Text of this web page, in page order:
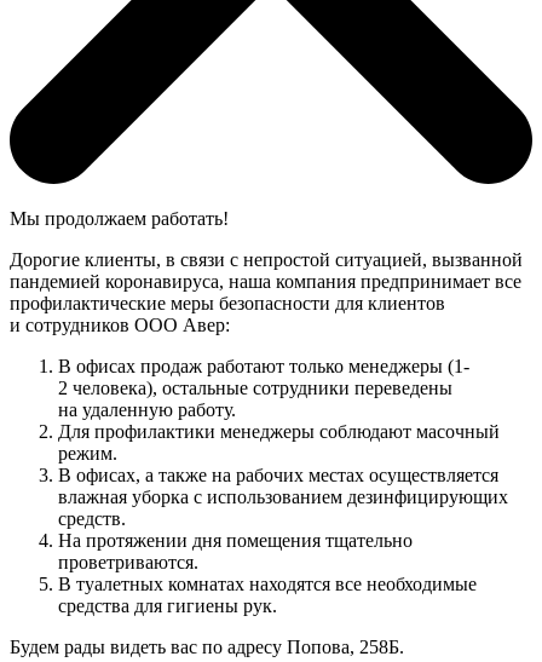
Мы продолжаем работать!
Дорогие клиенты, в связи с непростой ситуацией, вызванной
пандемией коронавируса, наша компания предпринимает все
профилактические меры безопасности для клиентов
и сотрудников ООО Авер:
В офисах продаж работают только менеджеры (1-
2 человека), остальные сотрудники переведены
на удаленную работу.
Для профилактики менеджеры соблюдают масочный
режим.
В офисах, а также на рабочих местах осуществляется
влажная уборка с использованием дезинфицирующих
средств.
На протяжении дня помещения тщательно
проветриваются.
В туалетных комнатах находятся все необходимые
средства для гигиены рук.
Будем рады видеть вас по адресу Попова, 258Б.